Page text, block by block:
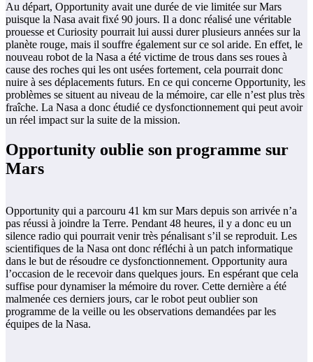
Au départ, Opportunity avait une durée de vie limitée sur Mars
puisque la Nasa avait fixé 90 jours. Il a donc réalisé une véritable
prouesse et Curiosity pourrait lui aussi durer plusieurs années sur la
planète rouge, mais il souffre également sur ce sol aride. En effet, le
nouveau robot de la Nasa a été victime de trous dans ses roues à
cause des roches qui les ont usées fortement, cela pourrait donc
nuire à ses déplacements futurs. En ce qui concerne Opportunity, les
problèmes se situent au niveau de la mémoire, car elle n’est plus très
fraîche. La Nasa a donc étudié ce dysfonctionnement qui peut avoir
un réel impact sur la suite de la mission.
Opportunity oublie son programme sur
Mars
Opportunity qui a parcouru 41 km sur Mars depuis son arrivée n’a
pas réussi à joindre la Terre. Pendant 48 heures, il y a donc eu un
silence radio qui pourrait venir très pénalisant s’il se reproduit. Les
scientifiques de la Nasa ont donc réfléchi à un patch informatique
dans le but de résoudre ce dysfonctionnement. Opportunity aura
l’occasion de le recevoir dans quelques jours. En espérant que cela
suffise pour dynamiser la mémoire du rover. Cette dernière a été
malmenée ces derniers jours, car le robot peut oublier son
programme de la veille ou les observations demandées par les
équipes de la Nasa.